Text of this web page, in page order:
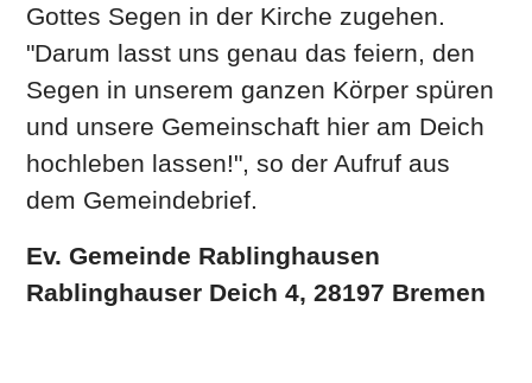
Gottes Segen in der Kirche zugehen.
"Darum lasst uns genau das feiern, den
Segen in unserem ganzen Körper spüren
und unsere Gemeinschaft hier am Deich
hochleben lassen!", so der Aufruf aus
dem Gemeindebrief.
Ev. Gemeinde Rablinghausen
Rablinghauser Deich 4,28197 Bremen